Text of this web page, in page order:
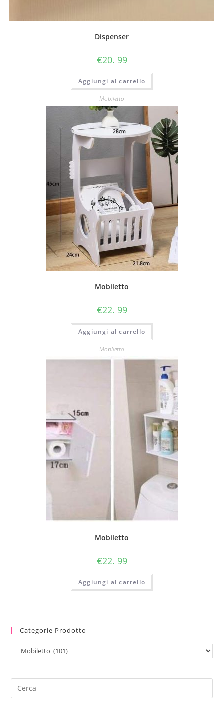
Dispenser
€20. 99
Aggiungi al carrello
Mobiletto
Mobiletto
€22. 99
Aggiungi al carrello
Mobiletto
Mobiletto
€22. 99
Aggiungi al carrello
Categorie Prodotto